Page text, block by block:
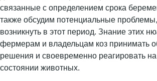
связанные с определением срока
также обсудим потенциальные
возникнуть в этот период. Знание этих
фермерам и владельцам коз принимать
решения и своевременно реагировать
состоянии животных.